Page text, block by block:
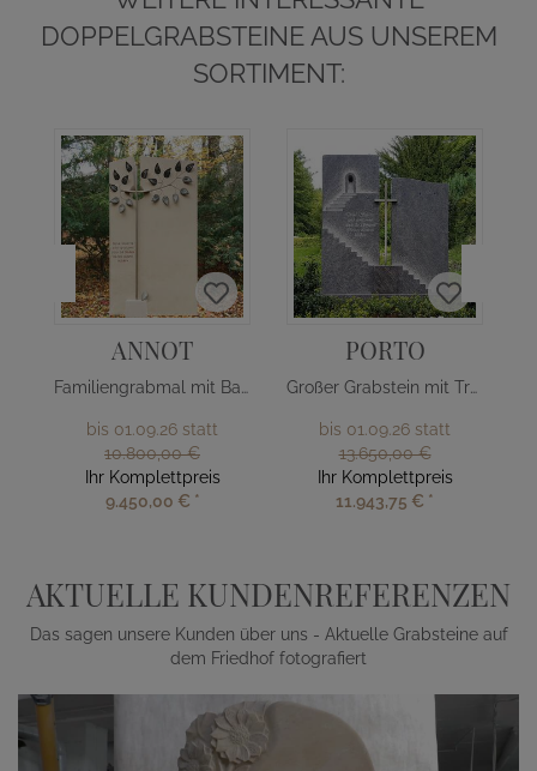
DOPPELGRABSTEINE AUS UNSEREM
SORTIMENT:
ANNOT
Familiengrabmal mit Baum Design
bis 01.09.26 statt
10.800,00 €
Ihr Komplettpreis
9.450,00 € *
PORTO
Großer Grabstein mit Treppe & Kreuz
bis 01.09.26 statt
13.650,00 €
Ihr Komplettpreis
11.943,75 € *
AKTUELLE KUNDENREFERENZEN
Das sagen unsere Kunden über uns - Aktuelle Grabsteine auf
dem Friedhof fotografiert